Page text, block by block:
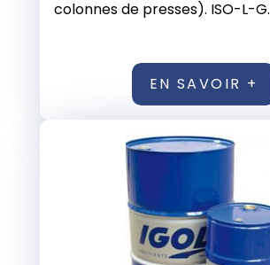
colonnes de presses). ISO-L-G.
EN SAVOIR +